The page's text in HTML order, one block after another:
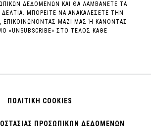
ΔΕΔΟΜΕΝΩΝ ΚΑΙ ΘΑ ΛΑΜΒΑΝΕΤΕ ΤΑ
ΜΠΟΡΕΙΤΕ ΝΑ ΑΝΑΚΑΛΕΣΕΤΕ ΤΗΝ
ΕΠΙΚΟΙΝΩΝΟΝΤΑΣ ΜΑΖΙ ΜΑΣ Ή ΚΑΝΟΝΤΑΣ
«UNSUBSCRIBE» ΣΤΟ ΤΕΛΟΣ ΚΑΘΕ
ΠΟΛΙΤΙΚΗ COOKIES
ΠΡΟΣΩΠΙΚΩΝ ΔΕΔΟΜΕΝΩΝ